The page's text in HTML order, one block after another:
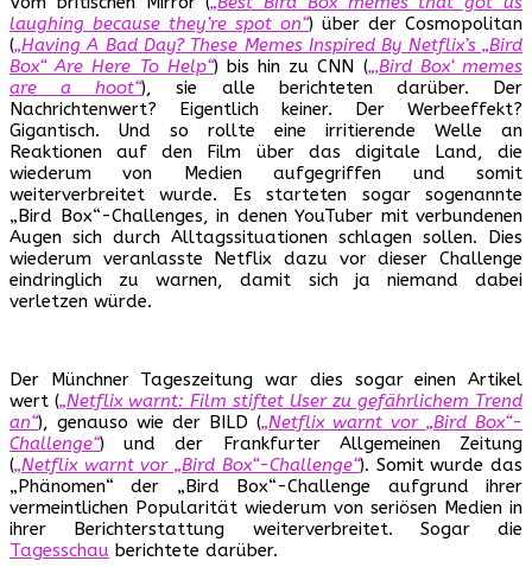
laughing because they’re spot on“) über der Cosmopolitan
(„Having A Bad Day? These Memes Inspired By Netflix’s „Bird
Box“ Are Here To Help“) bis hin zu CNN („‚Bird Box‘ memes
are a hoot“), sie alle berichteten darüber. Der
Nachrichtenwert? Eigentlich keiner. Der Werbeeffekt?
Gigantisch. Und so rollte eine irritierende Welle an
Reaktionen auf den Film über das digitale Land, die
wiederum von Medien aufgegriffen und somit
weiterverbreitet wurde. Es starteten sogar sogenannte
„Bird Box“-Challenges, in denen YouTuber mit verbundenen
Augen sich durch Alltagssituationen schlagen sollen. Dies
wiederum veranlasste Netflix dazu vor dieser Challenge
eindringlich zu warnen, damit sich ja niemand dabei
verletzen würde.
Der Münchner Tageszeitung war dies sogar einen Artikel
wert („Netflix warnt: Film stiftet User zu gefährlichem Trend
an“), genauso wie der BILD („Netflix warnt vor „Bird Box“-
Challenge“) und der Frankfurter Allgemeinen Zeitung
(„Netflix warnt vor „Bird Box“-Challenge“). Somit wurde das
„Phänomen“ der „Bird Box“-Challenge aufgrund ihrer
vermeintlichen Popularität wiederum von seriösen Medien in
ihrer Berichterstattung weiterverbreitet. Sogar die
Tagesschau berichtete darüber.